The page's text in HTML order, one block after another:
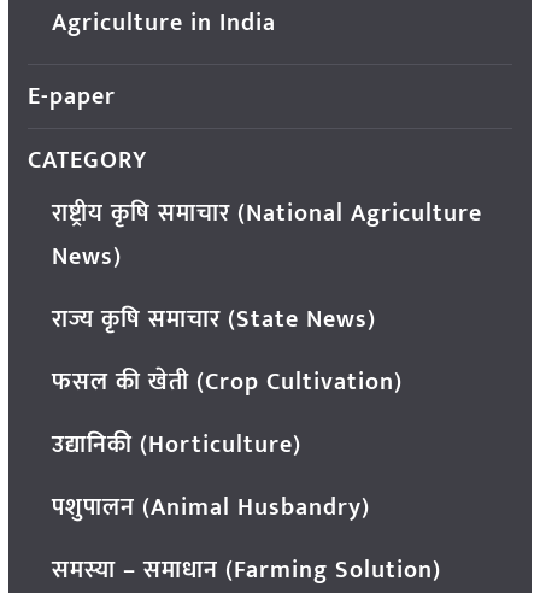
Agriculture in India
E-paper
CATEGORY
राष्ट्रीय कृषि समाचार (National Agriculture
News)
राज्य कृषि समाचार (State News)
फसल की खेती (Crop Cultivation)
उद्यानिकी (Horticulture)
पशुपालन (Animal Husbandry)
समस्या – समाधान (Farming Solution)